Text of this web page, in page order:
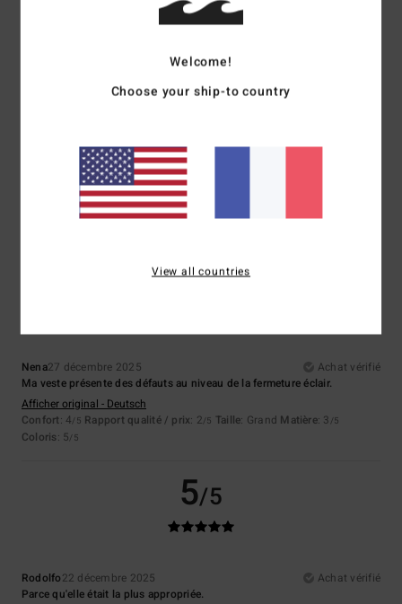
Je recommande ce produit
5/5
22 janvier 2026
Jolie couleur, coupe ample et confortable
Afficher original - English
Confort: 5/5 Rapport qualité / prix
2/5
Nena27 décembre 2025
Achat vérifié
Ma veste présente des défauts au niveau de la fermeture éclair.
Afficher original - Deutsch
Confort: 4/5 Rapport qualité / prix: 2/5 Taille: Grand Matière: 3 /5
Coloris: 5/5
5/5
Rodolfo22 décembre 2025
Achat vérifié
Parce qu'elle était la plus appropriée.
Welcome!
Choose your ship-to country
View all countries